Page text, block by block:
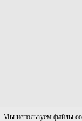
Мы используем файлы